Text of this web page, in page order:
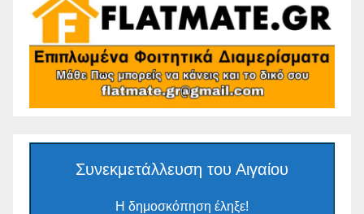
Συνεκμετάλλευση του Αιγαίου
Η δημοσκόπηση έληξε!